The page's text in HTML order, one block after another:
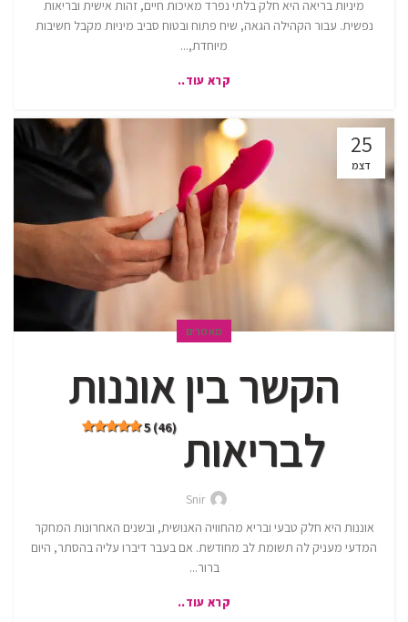
מיניות בריאה היא חלק בלתי נפרד מאיכות חיים, זהות אישית ובריאות
נפשית. עבור הקהילה הגאה, שיח פתוח ובטוח סביב מיניות מקבל חשיבות
מיוחדת,...
קרא עוד..
25
דצמ
מאמרים
הקשר בין אוננות
לבריאות 5 (46)
Snir
אוננות היא חלק טבעי ובריא מהחוויה האנושית, ובשנים האחרונות המחקר
המדעי מעניק לה תשומת לב מחודשת. אם בעבר דיברו עליה בהסתר, היום
ברור...
קרא עוד..